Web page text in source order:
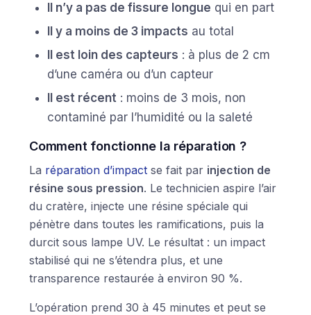
Il n’y a pas de fissure longue qui en part
Il y a moins de 3 impacts au total
Il est loin des capteurs : à plus de 2 cm
d’une caméra ou d’un capteur
Il est récent: moins de 3 mois, non
contaminé par l’humidité ou la saleté
Comment fonctionne la réparation ?
La réparation d’impact se fait par injection de
résine sous pression. Le technicien aspire l’air
du cratère, injecte une résine spéciale qui
pénètre dans toutes les ramifications, puis la
durcit sous lampe UV. Le résultat : un impact
stabilisé qui ne s’étendra plus, et une
transparence restaurée à environ 90 %.
L’opération prend 30 à 45 minutes et peut se